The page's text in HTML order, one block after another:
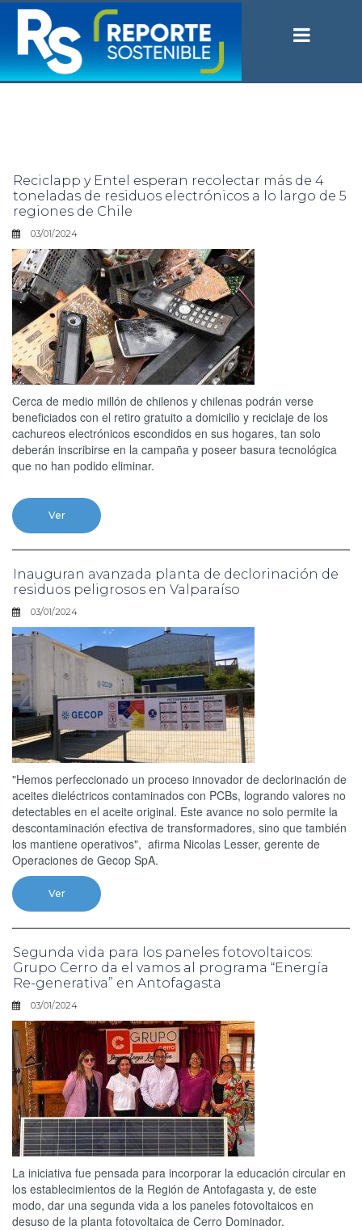
Reciclapp y Entel esperan recolectar más de 4
toneladas de residuos electrónicos a lo largo de 5
regiones de Chile
03/01/2024
Cerca de medio millón de chilenos y chilenas podrán verse
beneficiados con el retiro gratuito a domicilio y reciclaje de los
cachureos electrónicos escondidos en sus hogares, tan solo
deberán inscribirse en la campaña y poseer basura tecnológica
que no han podido eliminar.
Ver
Inauguran avanzada planta de declorinación de
residuos peligrosos en Valparaíso
03/01/2024
"Hemos perfeccionado un proceso innovador de declorinación de
aceites dieléctricos contaminados con PCBs, logrando valores no
detectables en el aceite original. Este avance no solo permite la
descontaminación efectiva de transformadores, sino que también
los mantiene operativos", afirma Nicolas Lesser, gerente de
Operaciones de Gecop SpA.
Ver
Segunda vida para los paneles fotovoltaicos:
Grupo Cerro da el vamos al programa “Energía
Re-generativa” en Antofagasta
03/01/2024
La iniciativa fue pensada para incorporar la educación circular en
los establecimientos de la Región de Antofagasta y, de este
modo, dar una segunda vida a los paneles fotovoltaicos en
desuso de la planta fotovoltaica de Cerro Dominador.